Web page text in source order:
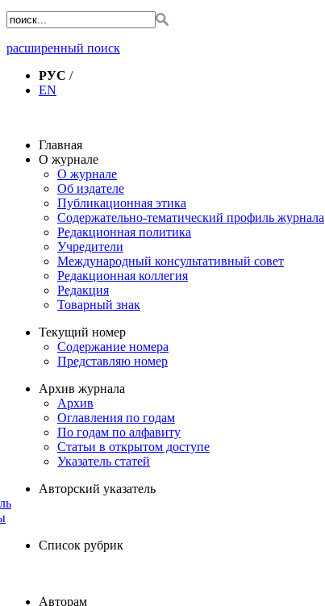
расширенный поиск
РУС /
EN
Главная
О журнале
О журнале
Об издателе
Публикационная этика
Содержательно-тематический профиль журнала
Редакционная политика
Учредители
Международный консультативный совет
Редакционная коллегия
Редакция
Товарный знак
Текущий номер
Содержание номера
Представляю номер
Архив журнала
Архив
Оглавления по годам
По годам по алфавиту
Статьи в открытом доступе
Указатель статей
Авторский указатель
Список рубрик
Авторам